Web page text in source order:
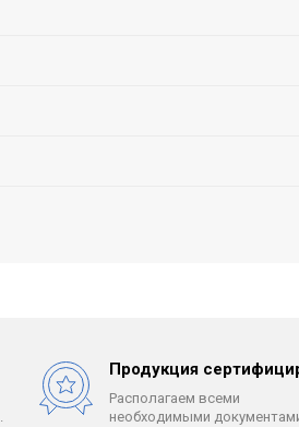
Продукция
Располагаем всеми
необходимыми